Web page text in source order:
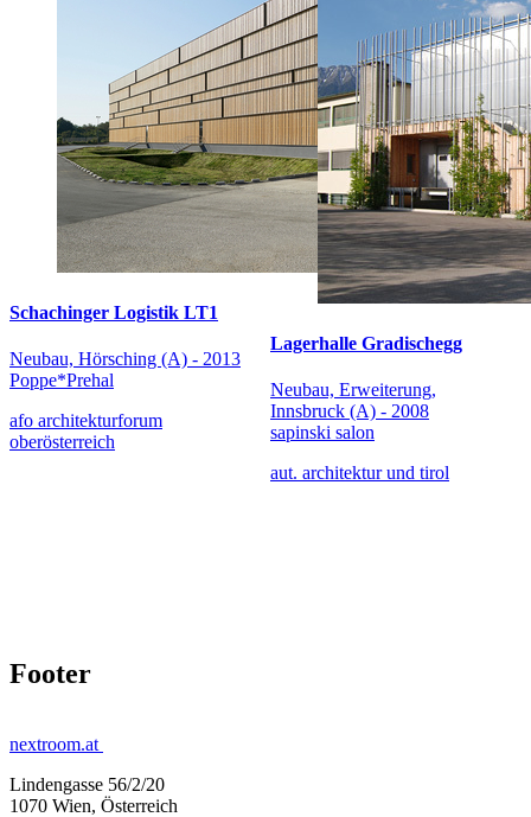
Schachinger Logistik LT1
Neubau, Hörsching (A) - 2013
Poppe*Prehal
afo architekturforum
oberösterreich
Lagerhalle Gradischegg
Neubau, Erweiterung,
Innsbruck (A) - 2008
sapinski salon
aut. architektur und tirol
Footer
nextroom.at
Lindengasse 56/2/20
1070 Wien, Österreich